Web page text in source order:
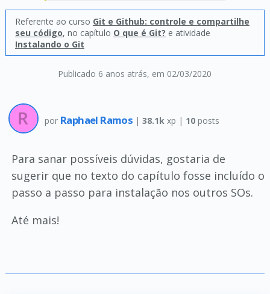
Publicado 6 anos atrás, em 02/03/2020
Referente ao curso Git e Github: controle e compartilhe
seu código, no capítulo O que é Git? e atividade
Instalando o Git
por Raphael Ramos | 38.1k xp | 10posts
Para sanar possíveis dúvidas, gostaria de
sugerir que no texto do capítulo fosse incluído o
passo a passo para instalação nos outros SOs.
Até mais!